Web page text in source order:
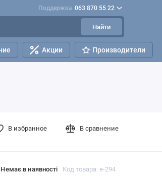
Поддержка 063 870 55 22
Найти
Акции Производители
Немає в наявності Код товара: e-294
В избранное В сравнение